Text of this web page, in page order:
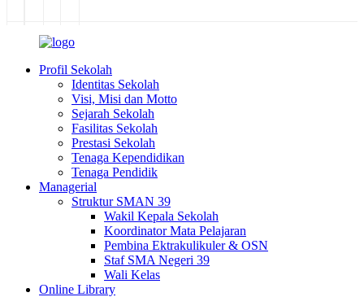
Profil Sekolah
Identitas Sekolah
Visi, Misi dan Motto
Sejarah Sekolah
Fasilitas Sekolah
Prestasi Sekolah
Tenaga Kependidikan
Tenaga Pendidik
Managerial
Struktur SMAN 39
Wakil Kepala Sekolah
Koordinator Mata Pelajaran
Pembina Ektrakulikuler & OSN
Staf SMA Negeri 39
Wali Kelas
Online Library